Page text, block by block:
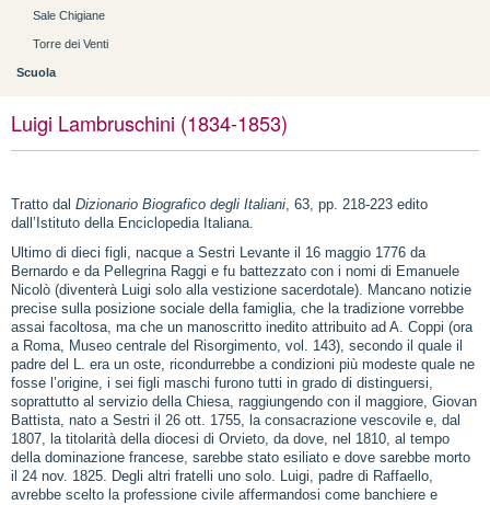
Sale Chigiane
Torre dei Venti
Scuola
Luigi Lambruschini (1834-1853)
Tratto dal Dizionario Biografico degli Italiani, 63, pp. 218-223 edito
dall’Istituto della Enciclopedia Italiana.
Ultimo di dieci figli, nacque a Sestri Levante il 16 maggio 1776 da
Bernardo e da Pellegrina Raggi e fu battezzato con i nomi di Emanuele
Nicolò (diventerà Luigi solo alla vestizione sacerdotale). Mancano notizie
precise sulla posizione sociale della famiglia, che la tradizione vorrebbe
assai facoltosa, ma che un manoscritto inedito attribuito ad A. Coppi (ora
a Roma, Museo centrale del Risorgimento, vol. 143), secondo il quale il
padre del L. era un oste, ricondurrebbe a condizioni più modeste quale ne
fosse l’origine, i sei figli maschi furono tutti in grado di distinguersi,
soprattutto al servizio della Chiesa, raggiungendo con il maggiore, Giovan
Battista, nato a Sestri il 26 ott. 1755, la consacrazione vescovile e, dal
1807, la titolarità della diocesi di Orvieto, da dove, nel 1810, al tempo
della dominazione francese, sarebbe stato esiliato e dove sarebbe morto
il 24 nov. 1825. Degli altri fratelli uno solo. Luigi, padre di Raffaello,
avrebbe scelto la professione civile affermandosi come banchiere e